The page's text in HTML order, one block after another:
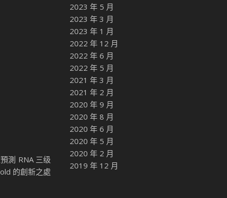
測 RNA 三级
的創新之處
2023 年 5 月
2023 年 3 月
2023 年 1 月
2022 年 12 月
2022 年 6 月
2022 年 5 月
2021 年 3 月
2021 年 2 月
2020 年 9 月
2020 年 8 月
2020 年 6 月
2020 年 5 月
2020 年 2 月
2019 年 12 月